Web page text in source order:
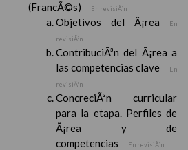
(FrancÃ©s) En revisiÃ³n
Objetivos del Ã¡rea
En
revisiÃ³n
ContribuciÃ³n del Ã¡rea a
las competencias clave
En
revisiÃ³n
ConcreciÃ³n curricular
para la etapa. Perfiles de
Ã¡rea y de
competencias
En revisiÃ³n